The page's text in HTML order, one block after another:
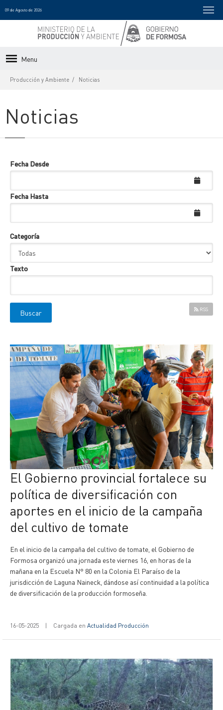
09 de Agosto de 2026
Menu
Producción y Ambiente Noticias
Noticias
Fecha Desde
Fecha Hasta
Categoría
Texto
RSS
El Gobierno provincial fortalece su
política de diversificación con
aportes en el inicio de la campaña
del cultivo de tomate
En el inicio de la campaña del cultivo de tomate, el Gobierno de
Formosa organizó una jornada este viernes 16, en horas de la
mañana en la Escuela N° 80 en la Colonia El Paraíso de la
jurisdicción de Laguna Naineck, dándose así continuidad a la política
de diversificación de la producción formoseña.
16-05-2025 | Cargada en Actualidad Producción